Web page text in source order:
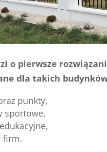
o pierwsze
dla takich
punkty,
sportowe,
firm.